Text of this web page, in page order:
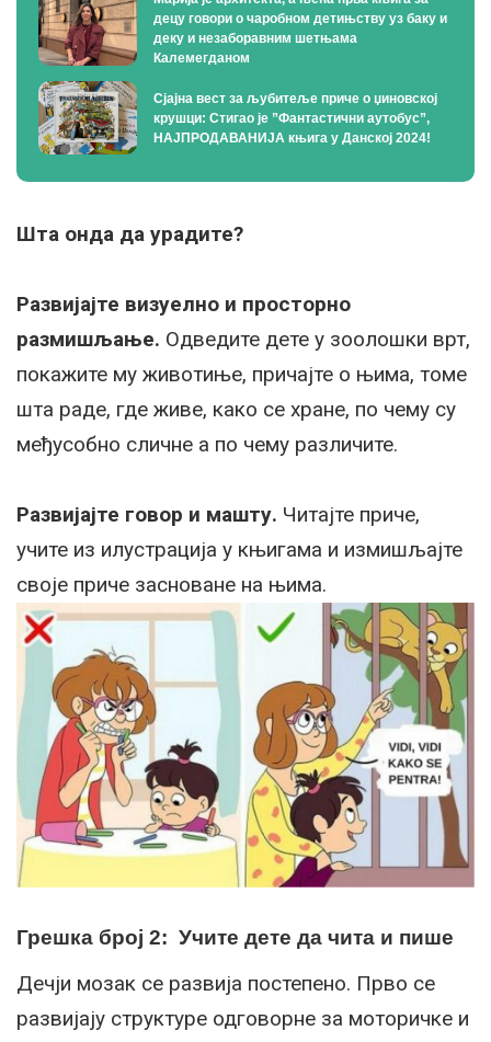
децу говори о чаробном детињству уз баку и
деку и незаборавним шетњама
Калемегданом
Сјајна вест за љубитеље приче о џиновској
крушци: Стигао је ”Фантастични аутобус”,
НАЈПРОДАВАНИЈА књига у Данској 2024!
Шта онда да урадите?
Развијајте визуелно и просторно
размишљање. Одведите дете у зоолошки врт,
покажите му животиње, причајте о њима, томе
шта раде, где живе, како се хране, по чему су
међусобно сличне а по чему различите.
Развијајте говор и машту. Читајте приче,
учите из илустрација у књигама и измишљајте
своје приче засноване на њима.
Грешка број 2: Учите дете да чита и пише
Дечји мозак се развија постепено. Прво се
развијају структуре одговорне за моторичке и